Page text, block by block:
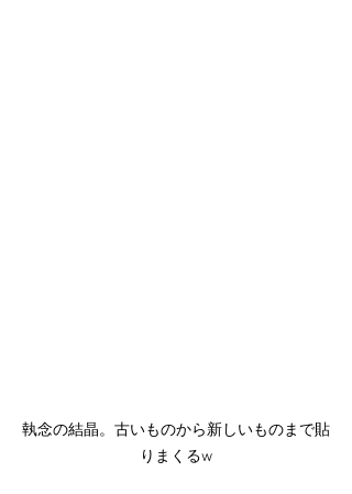
執念の結晶。古いものから新しいものまで貼
りまくるw